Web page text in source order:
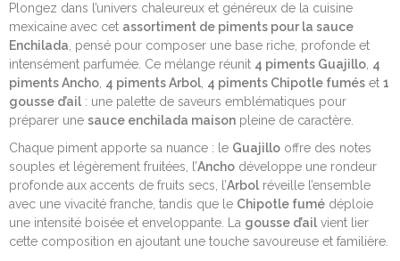
Plongez dans l’univers chaleureux et généreux de la cuisine
mexicaine avec cet assortiment de piments pour la sauce
Enchilada , pensé pour composer une base riche, profonde et
intensément parfumée. Ce mélange réunit 4 piments Guajillo 4
piments Ancho 4 piments Arbol 4 piments Chipotle fumés et 1
gousse d’ail : une palette de saveurs emblématiques pour
préparer une sauce enchilada maison pleine de caractère.
Chaque piment apporte sa nuance : le Guajillo offre des notes
souples et légèrement fruitées, l’Ancho développe une rondeur
profonde aux accents de fruits secs, l’Arbol réveille l’ensemble
avec une vivacité franche, tandis que le Chipotle fumé déploie
une intensité boisée et enveloppante. La gousse d’ail vient lier
cette composition en ajoutant une touche savoureuse et familière.